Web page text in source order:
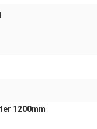
1200mm